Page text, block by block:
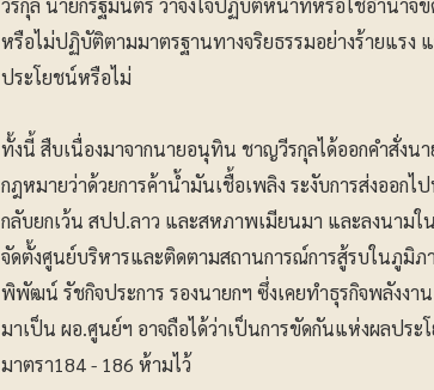
วีรกุล นายกรัฐมนตรี ว่าจงใจปฏิบัติหน้าที่หรือใช้อำนา
หรือไม่ปฏิบัติตามมาตรฐานทางจริยธรรมอย่างร้ายแรง
ประโยชน์หรือไม่
ทั้งนี้ สืบเนื่องมาจากนายอนุทิน ชาญวีรกุลได้ออกคำสั่ง
กฎหมายว่าด้วยการค้าน้ำมันเชื้อเพลิง ระงับการส่งออก
กลับยกเว้น สปป.ลาว และสหภาพเมียนมา และลงนาม
จัดตั้งศูนย์บริหารและติดตามสถานการณ์การสู้รบในภูมิภ
พิพัฒน์ รัชกิจประการ รองนายกฯ ซึ่งเคยทำธุรกิจพลังง
มาเป็น ผอ.ศูนย์ฯ อาจถือได้ว่าเป็นการขัดกันแห่งผลปร
มาตรา184 - 186 ห้ามไว้